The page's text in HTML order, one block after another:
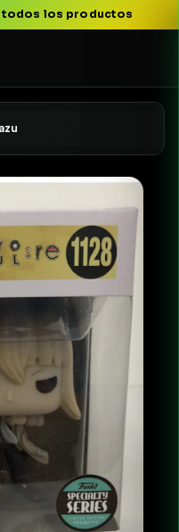
todos los productos